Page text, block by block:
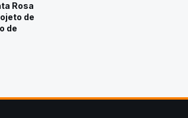
Rosa
de
de